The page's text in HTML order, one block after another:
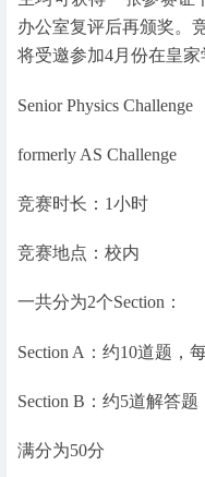
办公室复评后再颁奖。
将受邀参加4月份在皇家
Senior Physics Challenge
formerly AS Challenge
竞赛时长：1小时
竞赛地点：校内
一共分为2个Section：
Section A：约10道题，
Section B：约5道解答
满分为50分